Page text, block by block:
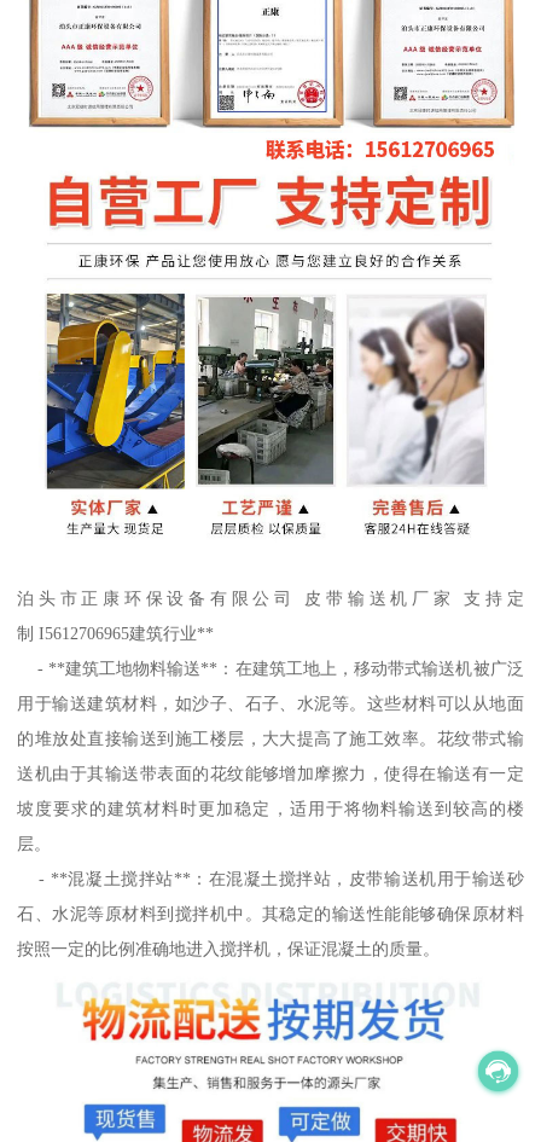
泊头市正康环保设备有限公司 皮带输送机厂家 支持定
制 I5612706965建筑行业**
- **建筑工地物料输送**：在建筑工地上，移动带式输送机被广泛
用于输送建筑材料，如沙子、石子、水泥等。这些材料可以从地面
的堆放处直接输送到施工楼层，大大提高了施工效率。花纹带式输
送机由于其输送带表面的花纹能够增加摩擦力，使得在输送有一定
坡度要求的建筑材料时更加稳定，适用于将物料输送到较高的楼
层。
- **混凝土搅拌站**：在混凝土搅拌站，皮带输送机用于输送砂
石、水泥等原材料到搅拌机中。其稳定的输送性能能够确保原材料
按照一定的比例准确地进入搅拌机，保证混凝土的质量。